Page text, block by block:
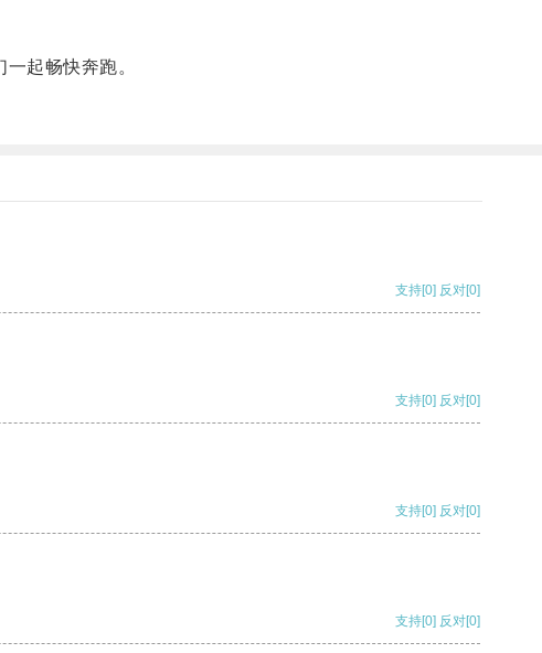
起畅快奔跑。
支持[0] 反对[0]
支持[0] 反对[0]
支持[0] 反对[0]
支持[0] 反对[0]